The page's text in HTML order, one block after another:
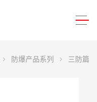
防爆产品系列 三防篇